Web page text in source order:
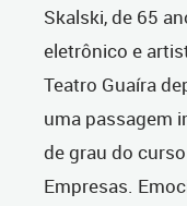
Skalski, de 65
eletrônico e
Teatro Guaíra
uma passagem
de grau do
Empresas.